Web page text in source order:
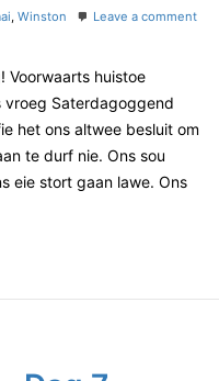
,Winston
Leave a comment
Voorwaarts huistoe
vroeg Saterdagoggend
het ons altwee besluit om
te durf nie. Ons sou
eie stort gaan lawe. Ons